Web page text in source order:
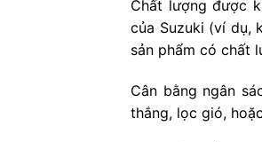
Chất lượng được
của Suzuki (ví dụ,
sản phẩm có chất
Cân bằng ngân
thắng, lọc gió,